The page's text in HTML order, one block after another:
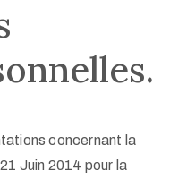
concernant la
Juin 2014 pour la